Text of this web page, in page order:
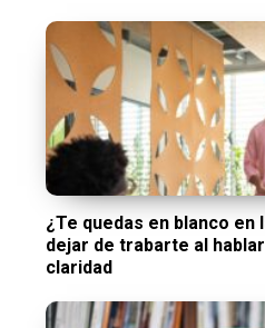
¿Te quedas en blanco en
dejar de trabarte al
claridad